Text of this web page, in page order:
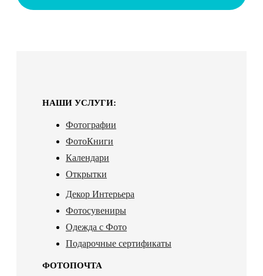
НАШИ УСЛУГИ:
Фотографии
ФотоКниги
Календари
Открытки
Декор Интерьера
Фотосувениры
Одежда с Фото
Подарочные сертификаты
ФОТОПОЧТА